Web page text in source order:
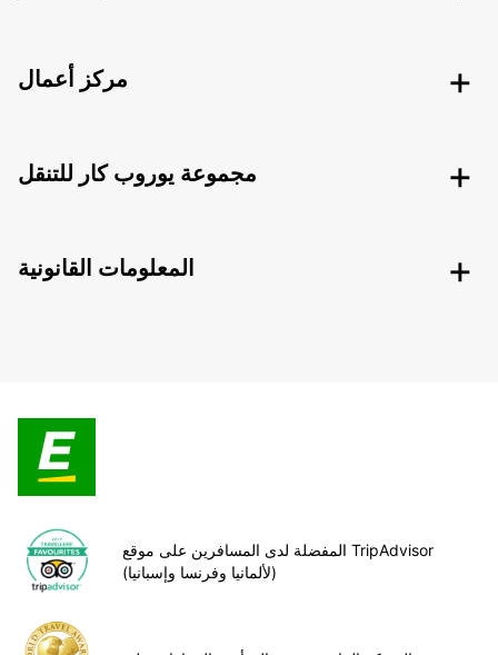
مركز أعمال
مجموعة يوروب كار للتنقل
المعلومات القانونية
المفضلة لدى المسافرين على موقع TripAdvisor
(لألمانيا وفرنسا وإسبانيا)